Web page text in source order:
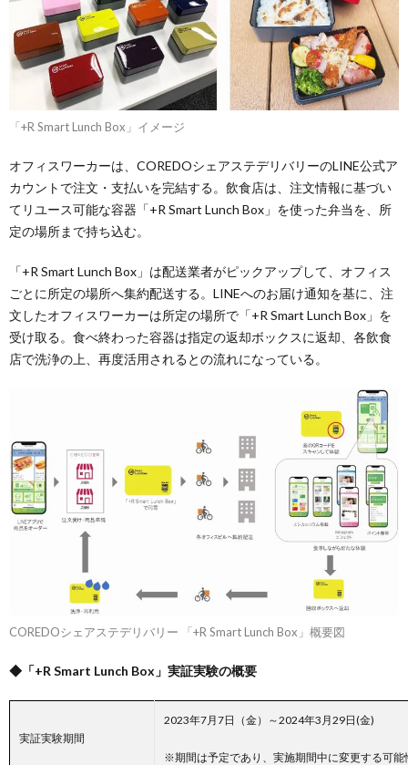
「+R Smart Lunch Box」イメージ
オフィスワーカーは、COREDOシェアステデリバリーのLINE公式ア
カウントで注文・支払いを完結する。飲食店は、注文情報に基づい
てリユース可能な容器「+R Smart Lunch Box」を使った弁当を、所
定の場所まで持ち込む。
「+R Smart Lunch Box」は配送業者がピックアップして、オフィス
ごとに所定の場所へ集約配送する。LINEへのお届け通知を基に、注
文したオフィスワーカーは所定の場所で「+R Smart Lunch Box」を
受け取る。食べ終わった容器は指定の返却ボックスに返却、各飲食
店で洗浄の上、再度活用されるとの流れになっている。
COREDOシェアステデリバリー 「+R Smart Lunch Box」概要図
◆「+R Smart Lunch Box」実証実験の概要
実証実験期間
2023年7月7日（金）～2024年3月29日(金)
※期間は予定であり、実施期間中に変更する可能